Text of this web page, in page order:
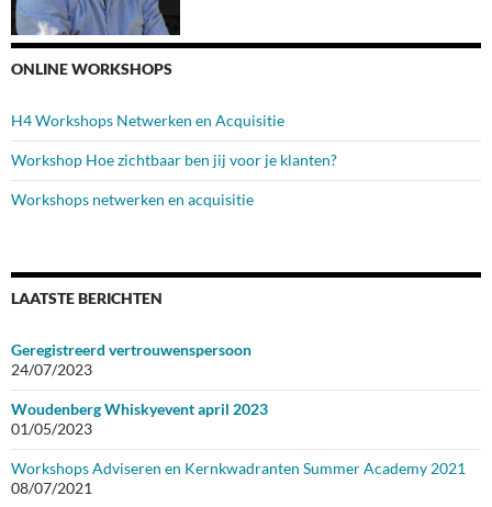
ONLINE WORKSHOPS
H4 Workshops Netwerken en Acquisitie
Workshop Hoe zichtbaar ben jij voor je klanten?
Workshops netwerken en acquisitie
LAATSTE BERICHTEN
Geregistreerd vertrouwenspersoon
24/07/2023
Woudenberg Whiskyevent april 2023
01/05/2023
Workshops Adviseren en Kernkwadranten Summer Academy 2021
08/07/2021